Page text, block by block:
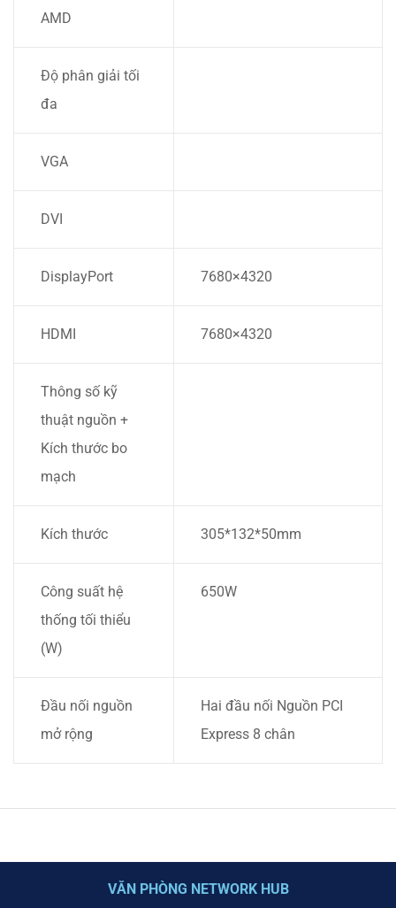
AMD
Độ phân giải tối
đa
VGA
DVI
DisplayPort 7680×4320
HDMI 7680×4320
Thông số kỹ
thuật nguồn +
Kích thước bo
mạch
Kích thước 305*132*50mm
Công suất hệ
thống tối thiểu
(W)
650W
Đầu nối nguồn
mở rộng
Hai đầu nối Nguồn PCI
Express 8 chân
VĂN PHÒNG NETWORK HUB